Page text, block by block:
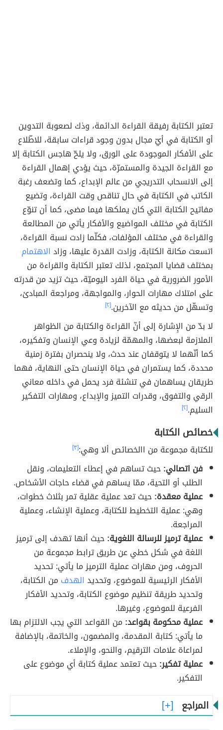
تعتبر الكتابة رفيقة القراءة الدائمة، وذك لصعوبة التدوين
أو الكتابة في أيّ مجال بدون وجود قراءات سابقة، للاطّلاع
على الأفكار الموجودة على الورق، ولا يلحّ هاجس الكتابة إلا
مع القراءة الجيدة والمستمرّة، حيث يؤدي إهمال القراءة
إلى الانسحاب التدريجي من عالم الإبداع، كما وتضعف رغبة
الكاتب في الكتابة في حال تناقص وقت القراءة، وتضيع
مفاتيح الكتابة التي كان يملكها فيما مضى، كما أن تنوّع
الكتابة في مختلف المواضيع والأفكار يأتي من المطالعة
والقراءة في مختلف المؤلفات، فكلّما زادت نسبة القراءة،
اتسعت مكانة الكتابة، وزادت القدرة عليها، وزاد الاهتمام
بمختلف قضايا المجتمع، لذلك تعتبر الكتابة والقراءة من
الأمور الضرورية في حياة الفرد اليوميّة، حيث تزيد من قدرته
على امتلاك مهارات الحوار، والمواجهة، ومراجعة المبادئ،
وتسهّل من حديثه مع الآخرين.[٢]
لا بدّ من الإِشارة إلى أنّ القراءة والكتابة من الظواهر
الملازمة لبعضها، والمهمّة لزيادة وعي الإنسان وتفكيره،
كما أنّهما لا يتوقفان عند حدث، ولا ينحصران بفترة زمنية
محددة، كما يستمران في حياة الإنسان حتى النهاية، فهما
طريقان يساهمان في تنشئة فرد يحمل في داخله معاني
الرقي والتفوق، وقدرات التميز والإبداع، ومهارات التفكير
السليم.[٢]
خصائص الكتابة
للكتابة مجموعة من االخصائص ألا وهي:[٣]
فن اتصالي:حيث تساهم في إعطاء التعليمات، ونقل
الطلب أو التحية، ممّا يساهم في قضاء حاجات الأشخاص.
عملية معقدة:حيث تعد عملية عقلية تمر بثلاث خطوات،
وهي: عملية التخطيط للكتابة، وعملية الإنشاء، وعملية
المراجعة.
عملية ترميز للرسالة اللغوية:حيث أنها تهدف إلى ترميز
اللغة في شكل خطي عن طريق ترابط مجموعة من
الحروف، ومن مهارات عملية الترميز ما يأتي: تحديد
الأفكار الرئيسية للموضوع، وتحديد الهدف من الكتابة،
وتحديد طريقة تنظيم موضوع الكتابة، وتحديد الأفكار
الفرعية للموضوع، وغيرها.
عملية محكومة بقواعد: من القواعد التي يجب الالتزام بها
ما يأتي: كتابة المقدمة، والمضمون، والخاتمة، بالإضافة
لمراعاة علامات الترقيم، والنحو، والإملاء.
عملية تفكير:حيث تعتمد عملية كتابة أي موضوع على
التفكير.
المراجع